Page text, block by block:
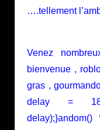
….tellement
Venez
bienvenue ,
gras , gourm
delay =
delay);}